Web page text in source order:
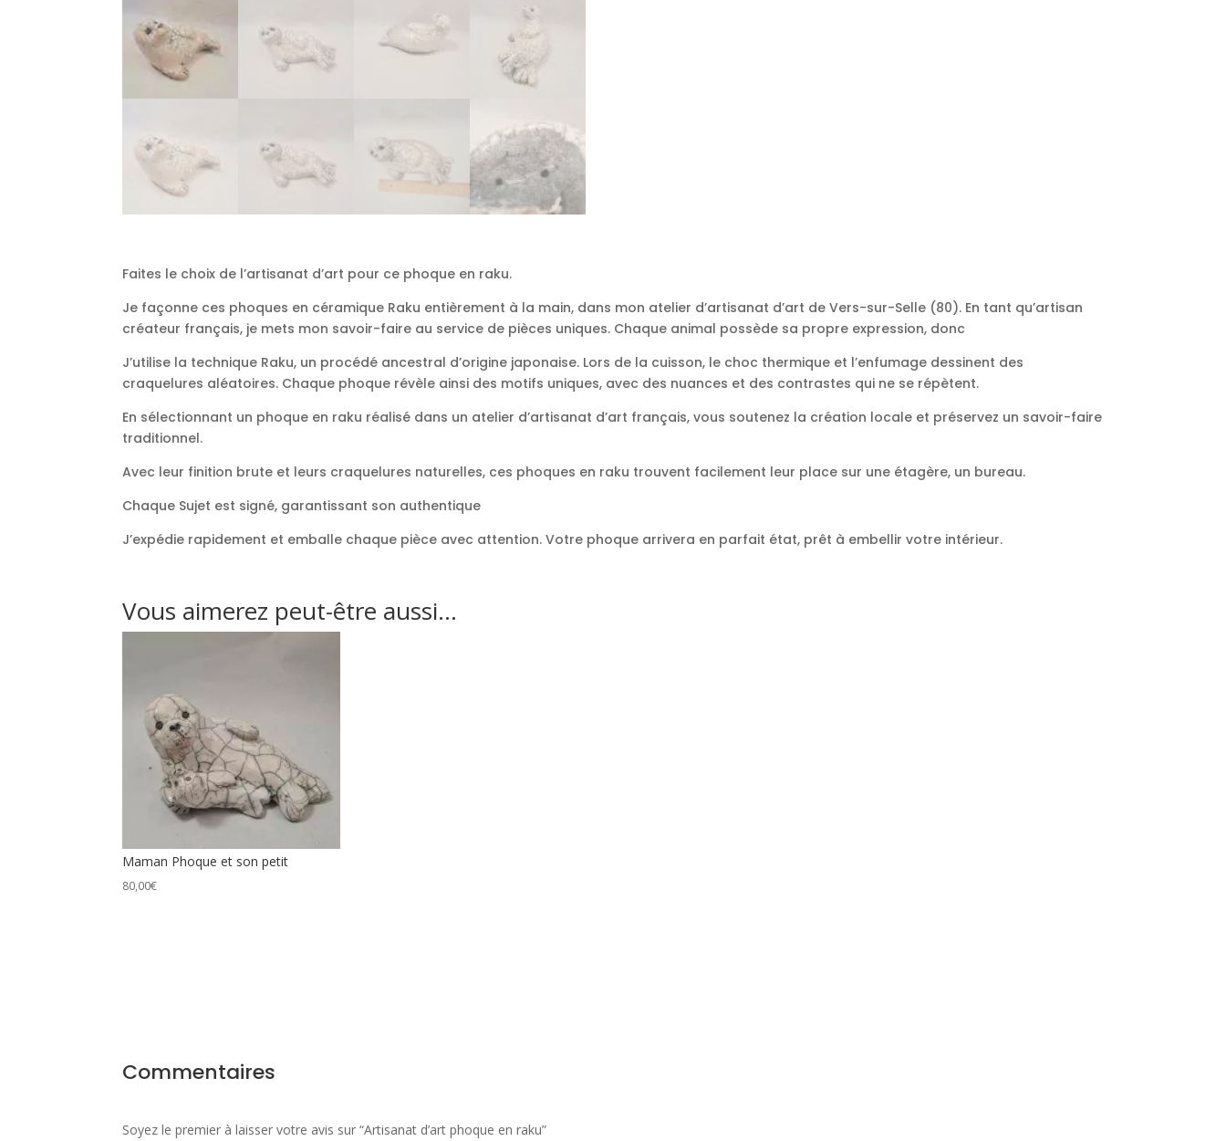
Faites le choix de l’artisanat d’art pour ce phoque en raku.
Je façonne ces phoques en céramique Raku entièrement à la main, dans mon atelier d’artisanat d’art de Vers-sur-Selle (80). En tant qu’artisan
créateur français, je mets mon savoir-faire au service de pièces uniques. Chaque animal possède sa propre expression, donc
J’utilise la technique Raku, un procédé ancestral d’origine japonaise. Lors de la cuisson, le choc thermique et l’enfumage dessinent des
craquelures aléatoires. Chaque phoque révèle ainsi des motifs uniques, avec des nuances et des contrastes qui ne se répètent.
En sélectionnant un phoque en raku réalisé dans un atelier d’artisanat d’art français, vous soutenez la création locale et préservez un savoir-faire
traditionnel.
Avec leur finition brute et leurs craquelures naturelles, ces phoques en raku trouvent facilement leur place sur une étagère, un bureau.
Chaque Sujet est signé, garantissant son authentique
J’expédie rapidement et emballe chaque pièce avec attention. Votre phoque arrivera en parfait état, prêt à embellir votre intérieur.
Vous aimerez peut-être aussi…
Maman Phoque et son petit
80,00€
Commentaires
Soyez le premier à laisser votre avis sur “Artisanat d’art phoque en raku”